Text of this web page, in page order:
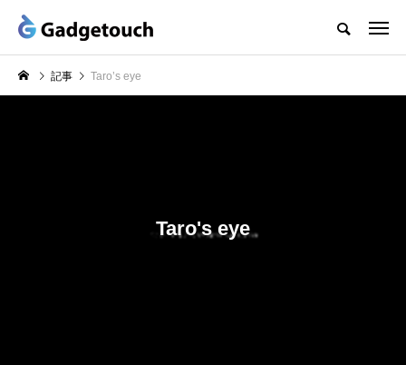
記事 Taro’s eye
Taro's eye